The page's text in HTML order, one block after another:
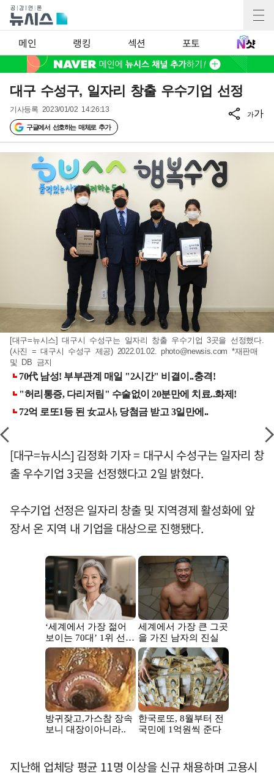
메인 랭킹 섹션 포토
대구 수성구, 일자리 창출 우수기업 선정
기사등록 2023/01/02 14:26:13
구글에서 선호하는 매체로 추가
가가
[대구=뉴시스] 대구시 수성구는 일자리 창출 우수기업 3곳을 선정했다.
(사진 = 대구시 수성구 제공) 2022.01.02. photo@newsis.com *재판매
및 DB 금지
[대구=뉴시스] 김정화 기자 = 대구시 수성구는 일자리 창
출 우수기업 3곳을 선정했다고 2일 밝혔다.
우수기업 선정은 일자리 창출 및 지역경제 활성화에 앞
장서 온 지역 내 기업을 대상으로 진행됐다.
지난해 업체당 평균 11명 이상을 신규 채용하며 고용시